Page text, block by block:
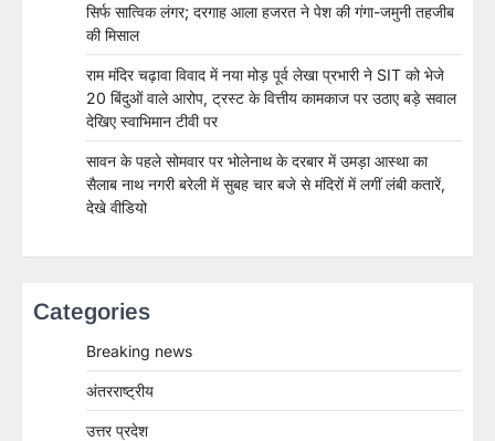
सिर्फ सात्विक लंगर; दरगाह आला हजरत ने पेश की गंगा-जमुनी तहजीब
की मिसाल
राम मंदिर चढ़ावा विवाद में नया मोड़ पूर्व लेखा प्रभारी ने SIT को भेजे
20 बिंदुओं वाले आरोप, ट्रस्ट के वित्तीय कामकाज पर उठाए बड़े सवाल
देखिए स्वाभिमान टीवी पर
सावन के पहले सोमवार पर भोलेनाथ के दरबार में उमड़ा आस्था का
सैलाब नाथ नगरी बरेली में सुबह चार बजे से मंदिरों में लगीं लंबी कतारें,
देखे वीडियो
Categories
Breaking news
अंतरराष्ट्रीय
उत्तर प्रदेश